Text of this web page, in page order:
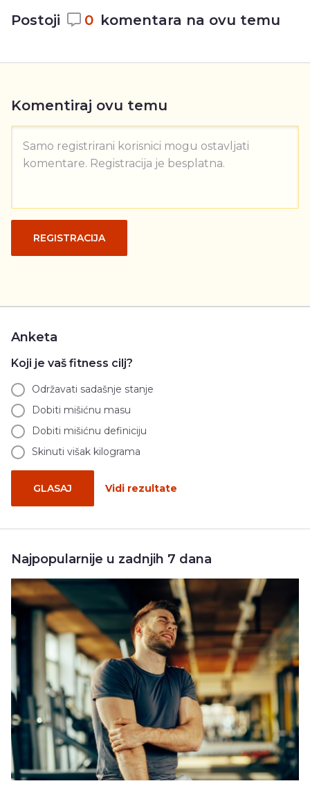
Postoji 0 komentara na ovu temu
Komentiraj ovu temu
Samo registrirani korisnici mogu ostavljati
komentare. Registracija je besplatna.
REGISTRACIJA
Anketa
Koji je vaš fitness cilj?
Održavati sadašnje stanje
Dobiti mišićnu masu
Dobiti mišićnu definiciju
Skinuti višak kilograma
GLASAJ Vidi rezultate
Najpopularnije u zadnjih 7 dana